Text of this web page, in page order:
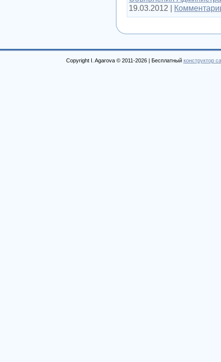
19.03.2012
Copyright I. Agarova © 2011-2026 | Бесплатный конструктор